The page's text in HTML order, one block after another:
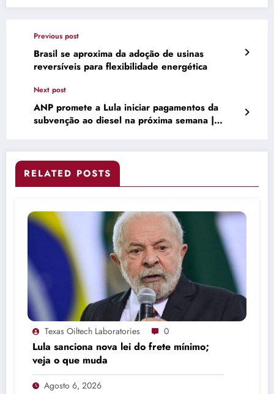
Previous post
Brasil se aproxima da adoção de usinas
reversíveis para flexibilidade energética
Next post
ANP promete a Lula iniciar pagamentos da
subvenção ao diesel na próxima semana |
RELATED POSTS
Texas Oiltech Laboratories 0
Lula sanciona nova lei do frete mínimo;
veja o que muda
Agosto 6, 2026